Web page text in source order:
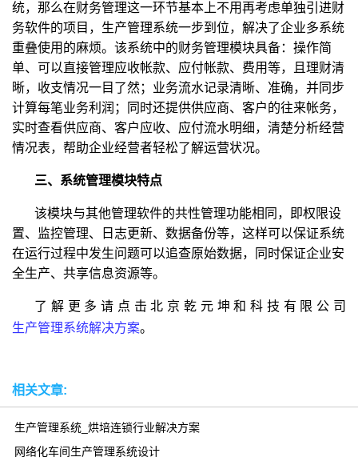
统，那么在财务管理这一环节基本上不用再考虑单独引进财
务软件的项目，生产管理系统一步到位，解决了企业多系统
重叠使用的麻烦。该系统中的财务管理模块具备：操作简
单、可以直接管理应收帐款、应付帐款、费用等，且理财清
晰，收支情况一目了然；业务流水记录清晰、准确，并同步
计算每笔业务利润；同时还提供供应商、客户的往来帐务，
实时查看供应商、客户应收、应付流水明细，清楚分析经营
情况表，帮助企业经营者轻松了解运营状况。
三、系统管理模块特点
该模块与其他管理软件的共性管理功能相同，即权限设
置、监控管理、日志更新、数据备份等，这样可以保证系统
在运行过程中发生问题可以追查原始数据，同时保证企业安
全生产、共享信息资源等。
了解更多请点击北京乾元坤和科技有限公司
生产管理系统解决方案。
相关文章:
生产管理系统_烘培连锁行业解决方案
网络化车间生产管理系统设计